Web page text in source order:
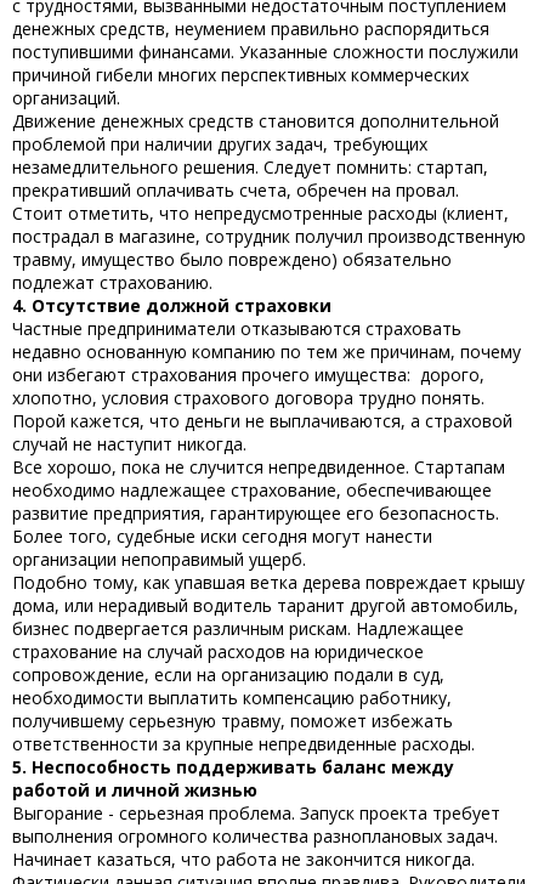
с трудностями, вызванными недостаточным поступлением
денежных средств, неумением правильно распорядиться
поступившими финансами. Указанные сложности послужили
причиной гибели многих перспективных коммерческих
организаций.
Движение денежных средств становится дополнительной
проблемой при наличии других задач, требующих
незамедлительного решения. Следует помнить: стартап,
прекративший оплачивать счета, обречен на провал.
Стоит отметить, что непредусмотренные расходы (клиент,
пострадал в магазине, сотрудник получил производственную
травму, имущество было повреждено) обязательно
подлежат страхованию.
4. Отсутствие должной страховки
Частные предприниматели отказываются страховать
недавно основанную компанию по тем же причинам, почему
они избегают страхования прочего имущества: дорого,
хлопотно, условия страхового договора трудно понять.
Порой кажется, что деньги не выплачиваются, а страховой
случай не наступит никогда.
Все хорошо, пока не случится непредвиденное. Стартапам
необходимо надлежащее страхование, обеспечивающее
развитие предприятия, гарантирующее его безопасность.
Более того, судебные иски сегодня могут нанести
организации непоправимый ущерб.
Подобно тому, как упавшая ветка дерева повреждает крышу
дома, или нерадивый водитель таранит другой автомобиль,
бизнес подвергается различным рискам. Надлежащее
страхование на случай расходов на юридическое
сопровождение, если на организацию подали в суд,
необходимости выплатить компенсацию работнику,
получившему серьезную травму, поможет избежать
ответственности за крупные непредвиденные расходы.
5. Неспособность поддерживать баланс между
работой и личной жизнью
Выгорание - серьезная проблема. Запуск проекта требует
выполнения огромного количества разноплановых задач.
Начинает казаться, что работа не закончится никогда.